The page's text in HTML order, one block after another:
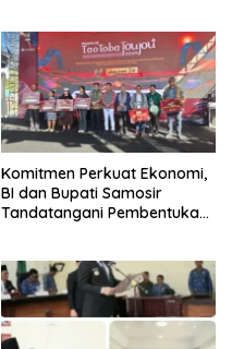
Komitmen Perkuat Ekonomi,
BI dan Bupati Samosir
Tandatangani Pembentukan